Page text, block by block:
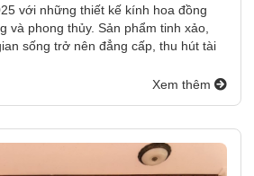
với những thiết kế kính hoa đồng
và phong thủy. Sản phẩm tinh xảo,
sống trở nên đẳng cấp, thu hút tài
Xem thêm